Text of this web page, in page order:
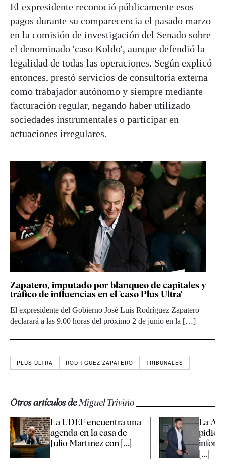
El expresidente reconoció públicamente esos
pagos durante su comparecencia el pasado marzo
en la comisión de investigación del Senado sobre
el denominado 'caso Koldo', aunque defendió la
legalidad de todas las operaciones. Según explicó
entonces, prestó servicios de consultoría externa
como trabajador autónomo y siempre mediante
facturación regular, negando haber utilizado
sociedades instrumentales o participar en
actuaciones irregulares.
Zapatero, imputado por blanqueo de capitales y
tráfico de influencias en el 'caso Plus Ultra'
El expresidente del Gobierno José Luis Rodríguez Zapatero
declarará a las 9.00 horas del próximo 2 de junio en la […]
PLUS ULTRA RODRÍGUEZ ZAPATERO TRIBUNALES
Otros artículos deMiguel Triviño
La UDEF encuentra una
agenda en la casa de
Julio Martínez con [...]
La
pidió
[...]